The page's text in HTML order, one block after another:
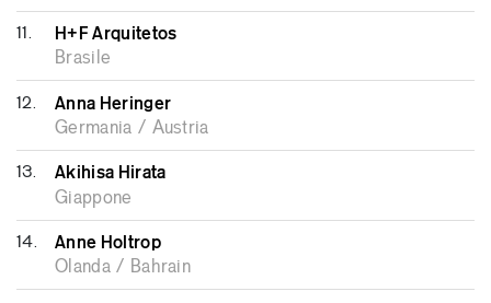
11. H+F Arquitetos
Brasile
12. Anna Heringer
Germania / Austria
13. Akihisa Hirata
Giappone
14. Anne Holtrop
Olanda / Bahrain